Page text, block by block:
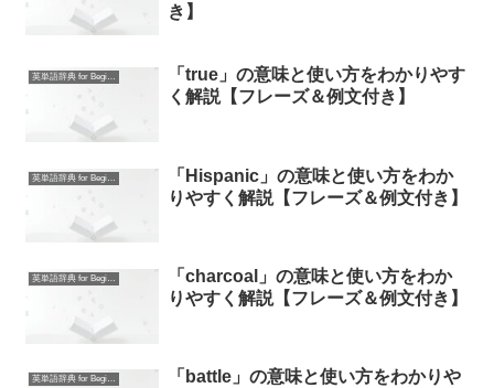
き】
英単語辞典 for Beginners
「true」の意味と使い方をわかりやす
く解説【フレーズ＆例文付き】
英単語辞典 for Beginners
「Hispanic」の意味と使い方をわか
りやすく解説【フレーズ＆例文付き】
英単語辞典 for Beginners
「charcoal」の意味と使い方をわか
りやすく解説【フレーズ＆例文付き】
英単語辞典 for Beginners
「battle」の意味と使い方をわかりや